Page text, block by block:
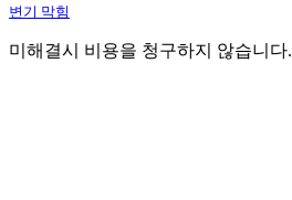
변기 막힘
미해결시 비용을 청구하지 않습니다.